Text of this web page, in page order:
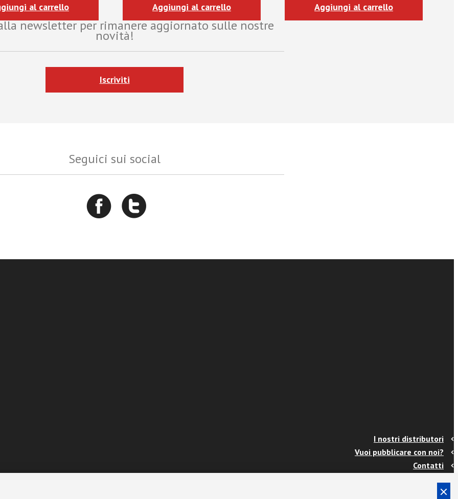
al carrello Aggiungi al carrello Aggiungi al carrello
newsletter per rimanere aggiornato sulle nostre
novità!
Iscriviti
Seguici sui social
I nostri distributori
Vuoi pubblicare con noi?
Contatti
Termini e condizioni